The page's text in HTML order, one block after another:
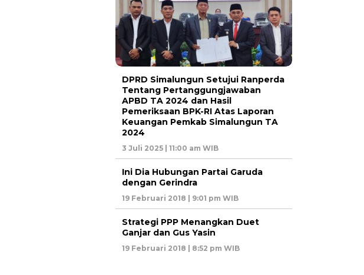
DPRD Simalungun Setujui Ranperda
Tentang Pertanggungjawaban
APBD TA 2024 dan Hasil
Pemeriksaan BPK-RI Atas Laporan
Keuangan Pemkab Simalungun TA
2024
3 Juli 2025 | 11:00 am WIB
Ini Dia Hubungan Partai Garuda
dengan Gerindra
19 Februari 2018 | 9:01 pm WIB
Strategi PPP Menangkan Duet
Ganjar dan Gus Yasin
19 Februari 2018 | 8:52 pm WIB